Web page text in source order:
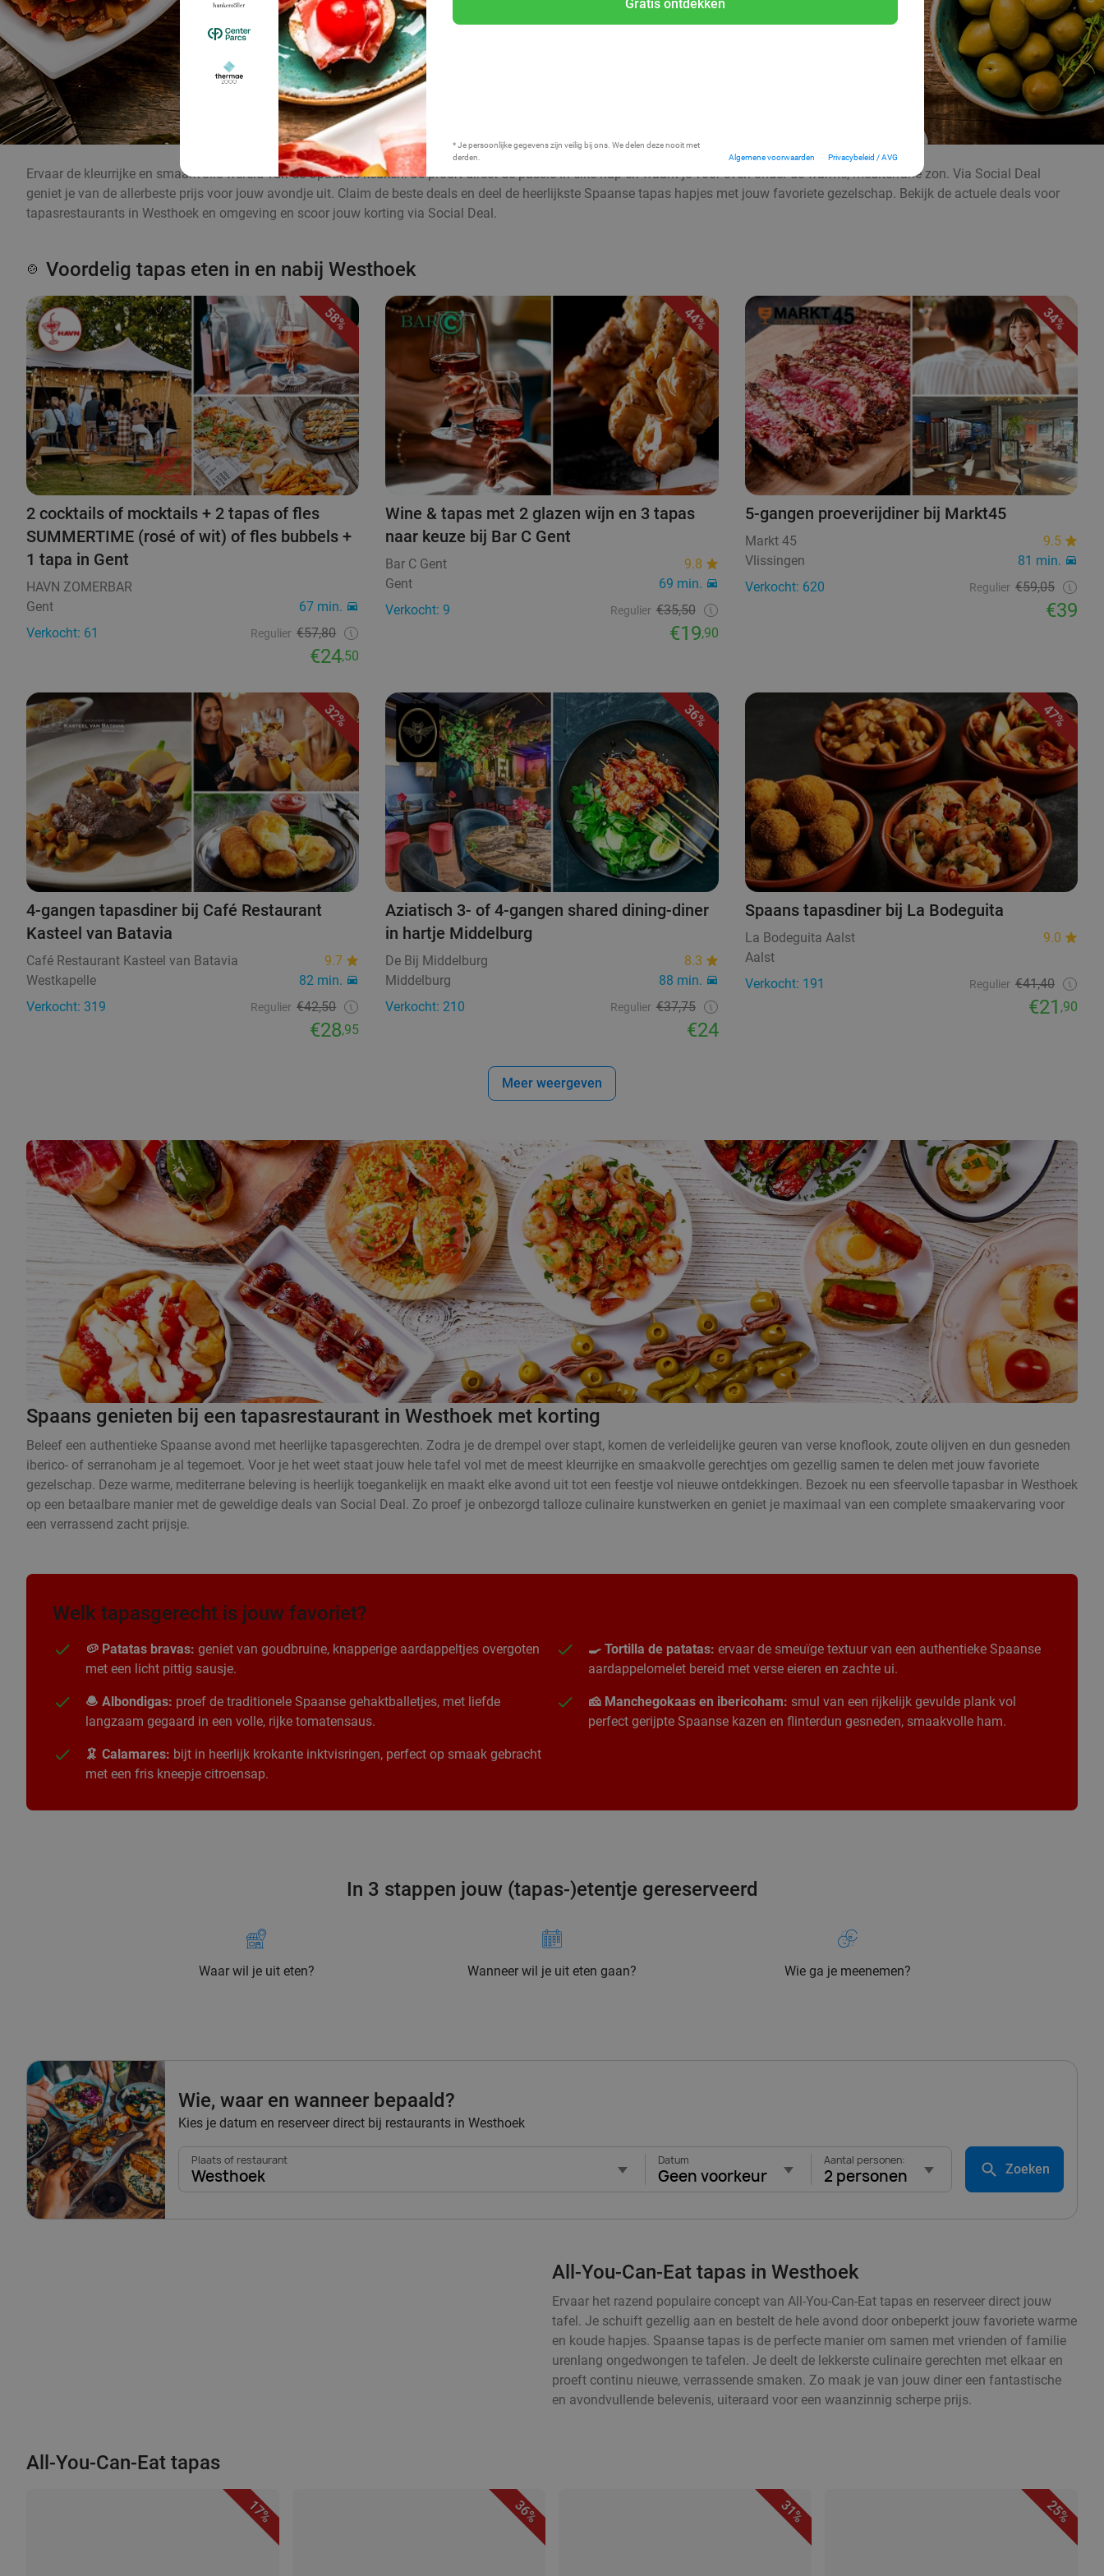
Gratis ontdekken
* Je persoonlijke gegevens zijn veilig bij ons. We delen deze nooit met
derden.
Algemene voorwaarden Privacybeleid / AVG
Ervaar de kleurrijke en smaakvolle wereld van de Spaanse keuken. Je proeft direct de passie in elke hap en waant je voor even onder de warme, mediterrane zon. Via Social Deal
geniet je van de allerbeste prijs voor jouw avondje uit. Claim de beste deals en deel de heerlijkste Spaanse tapas hapjes met jouw favoriete gezelschap. Bekijk de actuele deals voor
tapasrestaurants in Westhoek en omgeving en scoor jouw korting via Social Deal.
🍲 Voordelig tapas eten in en nabij Westhoek
58%
2 cocktails of mocktails + 2 tapas of fles
SUMMERTIME (rosé of wit) of fles bubbels +
1 tapa in Gent
HAVN ZOMERBAR
Gent
67 min.
Verkocht: 61
Regulier €57,80
€24,50
44%
Wine & tapas met 2 glazen wijn en 3 tapas
naar keuze bij Bar C Gent
Bar C Gent
9.8
Gent
69 min.
Verkocht: 9
Regulier €35,50
€19,90
34%
5-gangen proeverijdiner bij Markt45
Markt 45
9.5
Vlissingen
81 min.
Verkocht: 620
Regulier €59,05
€39
32%
4-gangen tapasdiner bij Café Restaurant
Kasteel van Batavia
Café Restaurant Kasteel van Batavia
9.7
Westkapelle
82 min.
Verkocht: 319
Regulier €42,50
€28,95
36%
Aziatisch 3- of 4-gangen shared dining-diner
in hartje Middelburg
De Bij Middelburg
8.3
Middelburg
88 min.
Verkocht: 210
Regulier €37,75
€24
47%
Spaans tapasdiner bij La Bodeguita
La Bodeguita Aalst
9.0
Aalst
Verkocht: 191
Regulier €41,40
€21 ,90
Meer weergeven
Spaans genieten bij een tapasrestaurant in Westhoek met korting
Beleef een authentieke Spaanse avond met heerlijke tapasgerechten. Zodra je de drempel over stapt, komen de verleidelijke geuren van verse knoflook, zoute olijven en dun gesneden
iberico- of serranoham je al tegemoet. Voor je het weet staat jouw hele tafel vol met de meest kleurrijke en smaakvolle gerechtjes om gezellig samen te delen met jouw favoriete
gezelschap. Deze warme, mediterrane beleving is heerlijk toegankelijk en maakt elke avond uit tot een feestje vol nieuwe ontdekkingen. Bezoek nu een sfeervolle tapasbar in Westhoek
op een betaalbare manier met de geweldige deals van Social Deal. Zo proef je onbezorgd talloze culinaire kunstwerken en geniet je maximaal van een complete smaakervaring voor
een verrassend zacht prijsje.
Welk tapasgerecht is jouw favoriet?
🥔 Patatas bravas: geniet van goudbruine, knapperige aardappeltjes overgoten
met een licht pittig sausje.
🧆 Albondigas: proef de traditionele Spaanse gehaktballetjes, met liefde
langzaam gegaard in een volle, rijke tomatensaus.
🦑 Calamares: bijt in heerlijk krokante inktvisringen, perfect op smaak gebracht
met een fris kneepje citroensap.
🍳 Tortilla de patatas: ervaar de smeuïge textuur van een authentieke Spaanse
aardappelomelet bereid met verse eieren en zachte ui.
🧀 Manchegokaas en ibericoham: smul van een rijkelijk gevulde plank vol
perfect gerijpte Spaanse kazen en flinterdun gesneden, smaakvolle ham.
In 3 stappen jouw (tapas-)etentje gereserveerd
Waar wil je uit eten? Wanneer wil je uit eten gaan? Wie ga je meenemen?
Wie, waar en wanneer bepaald?
Kies je datum en reserveer direct bij restaurants in Westhoek
Plaats of restaurant
Westhoek
Datum
Geen voorkeur
Aantal personen:
2 personen Zoeken
All-You-Can-Eat tapas in Westhoek
Ervaar het razend populaire concept van All-You-Can-Eat tapas en reserveer direct jouw
tafel. Je schuift gezellig aan en bestelt de hele avond door onbeperkt jouw favoriete warme
en koude hapjes. Spaanse tapas is de perfecte manier om samen met vrienden of familie
urenlang ongedwongen te tafelen. Je deelt de lekkerste culinaire gerechten met elkaar en
proeft continu nieuwe, verrassende smaken. Zo maak je van jouw diner een fantastische
en avondvullende belevenis, uiteraard voor een waanzinnig scherpe prijs.
All-You-Can-Eat tapas
17% 36% 31% 25%